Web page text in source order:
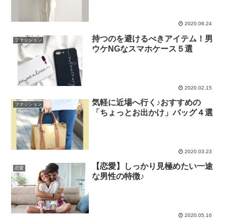
2020.06.24
ファッション
持つのを避けるべきアイテム！男
ウケNGなスマホケース５選
2020.02.15
ファッション
気軽に近場へ行く♪おすすめの
「ちょっとお出かけ」バッグ４選
2020.03.23
恋愛
【恋愛】しっかり見極めたい一途
な男性の特徴♪
2020.05.16